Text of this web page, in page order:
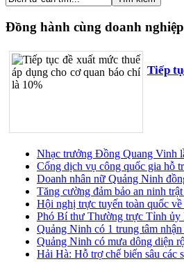
Đồng hành cùng doanh nghiệp
Tiếp
Nhạc trưởng Đồng Quang Vinh
Cổng dịch vụ công quốc gia hỗ
Doanh nhân nữ Quảng Ninh
Tăng cường đảm bảo an ninh
Hội nghị trực tuyến toàn quốc
Phó Bí thư Thường trực Tỉnh
Quảng Ninh có 1 trung tâm
Quảng Ninh có mưa dông diện
Hải Hà: Hỗ trợ chế biến sâu các